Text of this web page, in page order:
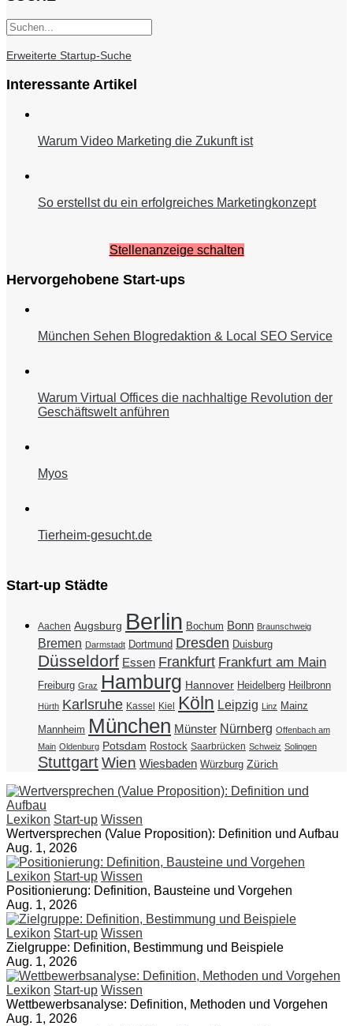
Erweiterte Startup-Suche
Interessante Artikel
Warum Video Marketing die Zukunft ist
So erstellst du ein erfolgreiches Marketingkonzept
Stellenanzeige schalten
Hervorgehobene Start-ups
München Sehen Blogredaktion & Local SEO Service
Warum Virtual Offices die nachhaltige Revolution der
Geschäftswelt anführen
Myos
Tierheim-gesucht.de
Start-up Städte
Aachen Augsburg Berlin Bochum Bonn Braunschweig
Bremen Darmstadt Dortmund Dresden Duisburg
Düsseldorf Essen Frankfurt Frankfurt am Main
Freiburg Graz Hamburg Hannover Heidelberg Heilbronn
Hürth Karlsruhe Kassel Kiel Köln Leipzig Linz Mainz
Mannheim München Münster Nürnberg Offenbach am
Main Oldenburg Potsdam Rostock Saarbrücken Schweiz Solingen
StuttgartWien Wiesbaden Würzburg Zürich
Lexikon Start-up Wissen
Wertversprechen (Value Proposition): Definition und Aufbau
Aug. 1, 2026
Lexikon Start-up Wissen
Positionierung: Definition, Bausteine und Vorgehen
Aug. 1, 2026
Lexikon Start-up Wissen
Zielgruppe: Definition, Bestimmung und Beispiele
Aug. 1, 2026
Lexikon Start-up Wissen
Wettbewerbsanalyse: Definition, Methoden und Vorgehen
Aug. 1, 2026